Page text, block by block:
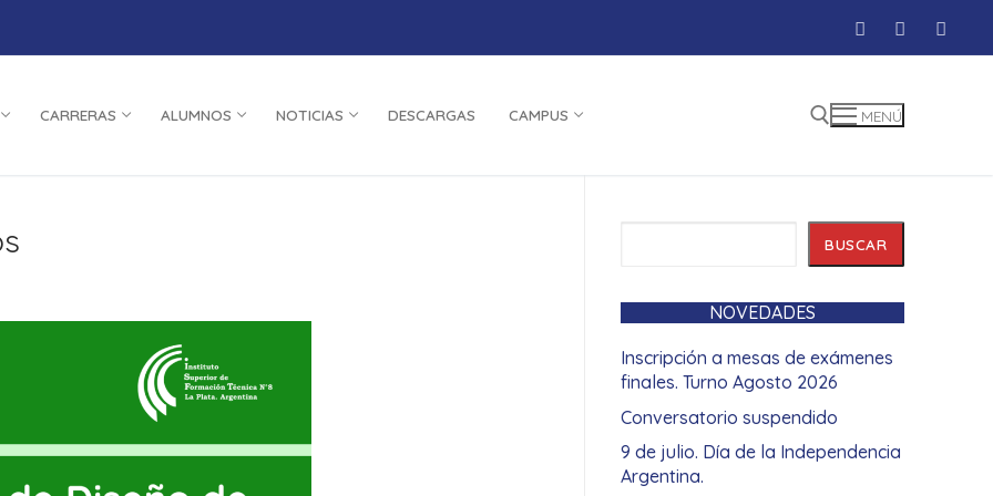
CARRERAS ALUMNOS NOTICIAS DESCARGAS CAMPUS MENÚ
BUSCAR
NOVEDADES
Inscripción a mesas de exámenes
finales. Turno Agosto 2026
Conversatorio suspendido
9 de julio. Día de la Independencia
Argentina.